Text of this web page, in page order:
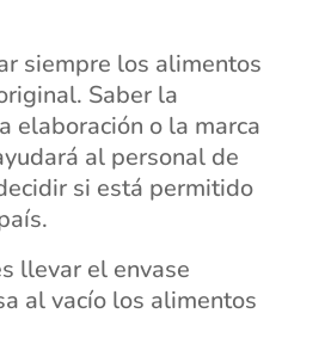
siempre los alimentos
Saber la
elaboración o la marca
al personal de
si está permitido
llevar el envase
al vacío los alimentos